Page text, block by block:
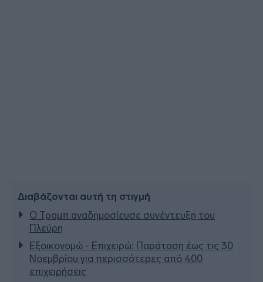
Διαβάζονται αυτή τη στιγμή
Ο Τραμπ αναδημοσίευσε συνέντευξη του
Πλεύρη
Εξοικονομώ - Επιχειρώ: Παράταση έως τις 30
Νοεμβρίου για περισσότερες από 400
επιχειρήσεις